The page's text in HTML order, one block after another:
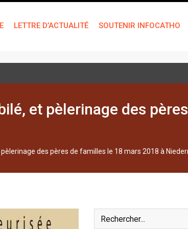
LETTRE D’ACTUALITÉ SOUTENIR INFOCATHO
et pèlerinage des
des pères de familles le 18 mars 2018 à